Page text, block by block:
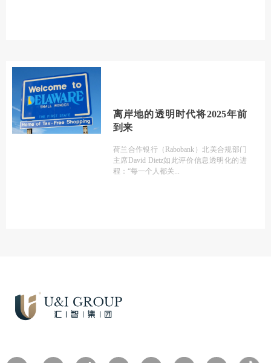
离岸地的透明时代将2025年前
到来
荷兰合作银行（Rabobank）北美合规部门
主席David Dietz如此评价信息透明化的进
程：“每一个人都关